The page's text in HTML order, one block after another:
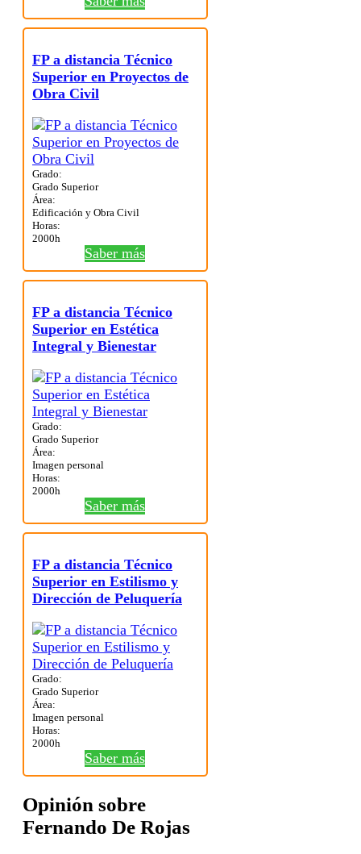
FP a distancia Técnico
Superior en Proyectos de
Obra Civil
Grado:
Grado Superior
Área:
Edificación y Obra Civil
Horas:
2000h
Saber más
FP a distancia Técnico
Superior en Estética
Integral y Bienestar
Grado:
Grado Superior
Área:
Imagen personal
Horas:
2000h
Saber más
FP a distancia Técnico
Superior en Estilismo y
Dirección de Peluquería
Grado:
Grado Superior
Área:
Imagen personal
Horas:
2000h
Saber más
Opinión sobre
Fernando De Rojas